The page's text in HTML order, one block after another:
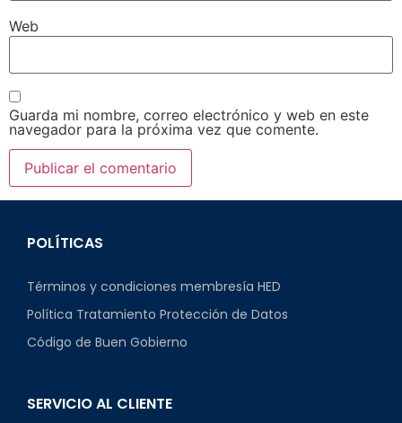
Web
Guarda mi nombre, correo electrónico y web en este
navegador para la próxima vez que comente.
POLÍTICAS
Términos y condiciones membresía HED
Política Tratamiento Protección de Datos
Código de Buen Gobierno
SERVICIO AL CLIENTE